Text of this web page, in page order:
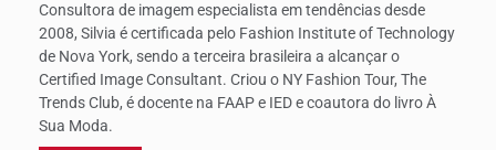
Consultora de imagem especialista em tendências desde
2008, Silvia é certificada pelo Fashion Institute of Technology
de Nova York, sendo a terceira brasileira a alcançar o
Certified Image Consultant. Criou o NY Fashion Tour, The
Trends Club, é docente na FAAP e IED e coautora do livro À
Sua Moda.